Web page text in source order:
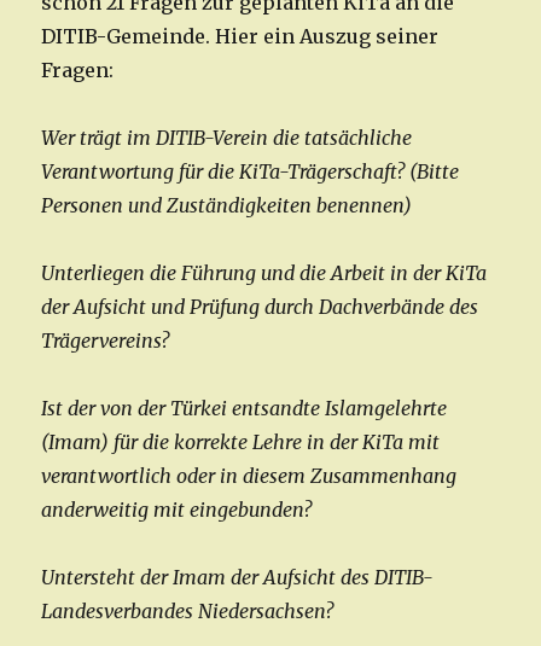
DITIB-Gemeinde. Hier ein Auszug seiner
Fragen:
Wer trägt im DITIB-Verein die tatsächliche
Verantwortung für die KiTa-Trägerschaft? (Bitte
Personen und Zuständigkeiten benennen)
Unterliegen die Führung und die Arbeit in der KiTa
der Aufsicht und Prüfung durch Dachverbände des
Trägervereins?
Ist der von der Türkei entsandte Islamgelehrte
(Imam) für die korrekte Lehre in der KiTa mit
verantwortlich oder in diesem Zusammenhang
anderweitig mit eingebunden?
Untersteht der Imam der Aufsicht des DITIB-
Landesverbandes Niedersachsen?